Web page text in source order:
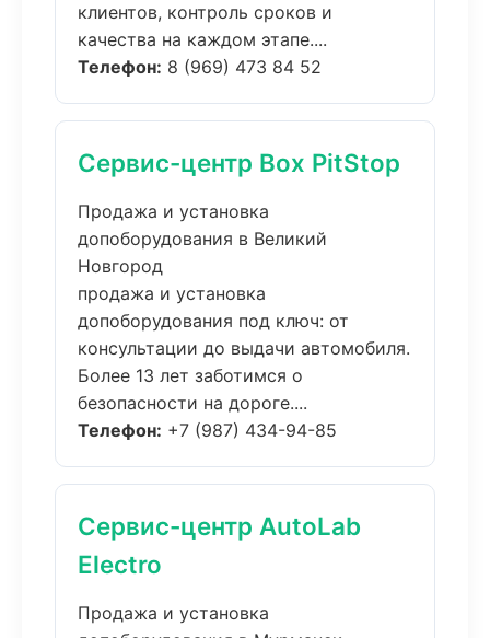
клиентов, контроль сроков и
качества на каждом этапе....
Телефон: 8 (969) 473 84 52
Сервис-центр Box PitStop
Продажа и установка
допоборудования в Великий
Новгород
продажа и установка
допоборудования под ключ: от
консультации до выдачи автомобиля.
Более 13 лет заботимся о
безопасности на дороге....
Телефон: +7 (987) 434-94-85
Сервис-центр AutoLab
Electro
Продажа и установка